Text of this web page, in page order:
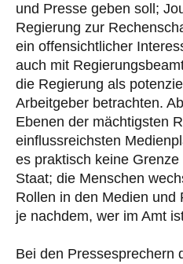
und Presse geben soll;
Regierung zur
ein offensichtlicher
auch mit
die Regierung als
Arbeitgeber betrachten.
Ebenen der mächtigsten
einflussreichsten
es praktisch keine
Staat; die Menschen
Rollen in den Medien und
je nachdem, wer im Amt
Bei den Pressesprechern